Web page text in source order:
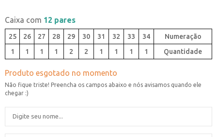
Caixa com 12 pares
25 26 27 28 29 30 31 32 33
34
1
1 1 1 2 2 1 1 1 1 Quantidade